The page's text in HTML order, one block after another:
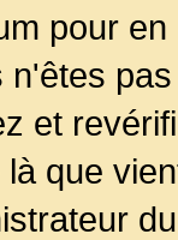
pour
et
que